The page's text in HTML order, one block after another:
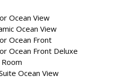
Ocean View
Ocean View
Ocean Front
Ocean Front Deluxe
Room
Ocean View